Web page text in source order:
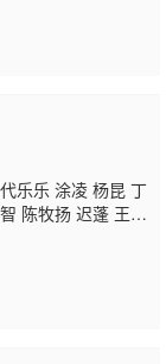
芮佩怡 戴向宇
刚 孙雪宁 陈
乐乐 涂凌 杨昆 丁
陈牧扬 迟蓬 王景
凯文 陈烨林 陆
亮 张雯 赵峥
俊 朱泳腾 苇青 郭